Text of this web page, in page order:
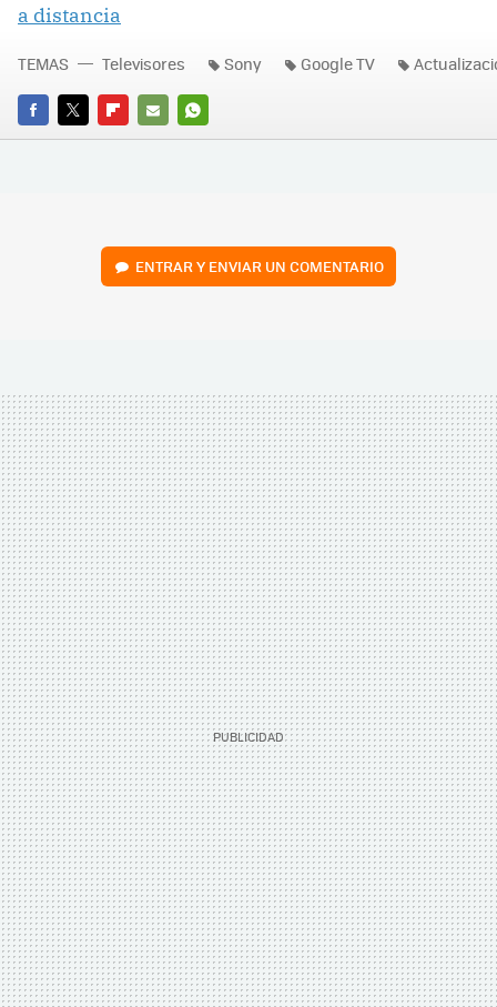
a distancia
FACEBOOK
TWITTERFLIPBOARD
E-
WHATSAPP
TEMAS Televisores Sony Google TV
ENTRAR Y ENVIAR UN COMENTARIO